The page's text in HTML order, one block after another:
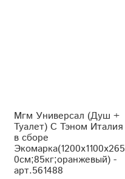
Мгм Универсал (Душ +
Туалет) С Тэном Италия
в сборе
Экомарка(1200x1100x265
0см;85кг;оранжевый) -
арт.561488